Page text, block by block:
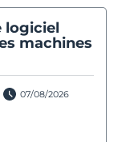
logiciel
machines
07/08/2026